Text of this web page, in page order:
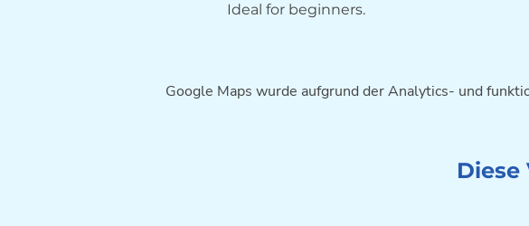
Ideal for beginners.
Google Maps wurde aufgrund der Analytics- und